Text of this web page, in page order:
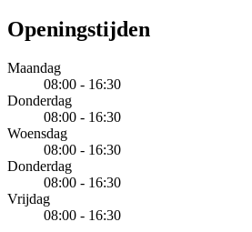
Openingstijden
Maandag
08:00 - 16:30
Donderdag
08:00 - 16:30
Woensdag
08:00 - 16:30
Donderdag
08:00 - 16:30
Vrijdag
08:00 - 16:30